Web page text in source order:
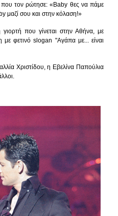
τον ρώτησε: «Baby θες να πάμε
μαζί σου και στην κόλαση!»
γιορτή που γίνεται στην Αθήνα, με
με φετινό slogan "Αγάπα με... είναι
Χριστίδου, η Εβελίνα Παπούλια